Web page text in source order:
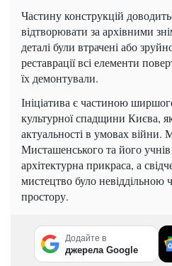
Частину конструкцій
відтворювати за архівними
деталі були втрачені або
реставрації всі елементи
їх демонтували.
Ініціатива є частиною
культурної спадщини Києва,
актуальності в умовах війни.
Мисташенського та його
архітектурна прикраса, а
мистецтво було невіддільною
простору.
Додайте в
джерела Google